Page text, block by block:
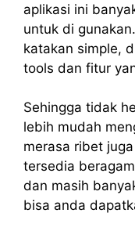
aplikasi ini
untuk di
katakan simple,
tools dan fitur
Sehingga tidak
lebih mudah
merasa ribet
tersedia
dan masih
bisa anda